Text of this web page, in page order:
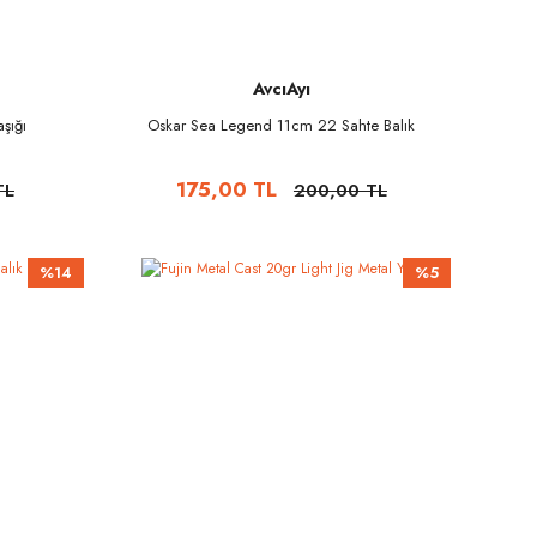
AvcıAyı
Oskar Sea Legend 11cm 22 Sahte Balık
175,00 TL 200,00 TL
%14 %5